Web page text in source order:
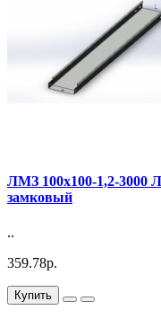
ЛМЗ 100х100-1,2-3000
замковый
..
359.78р.
Купить